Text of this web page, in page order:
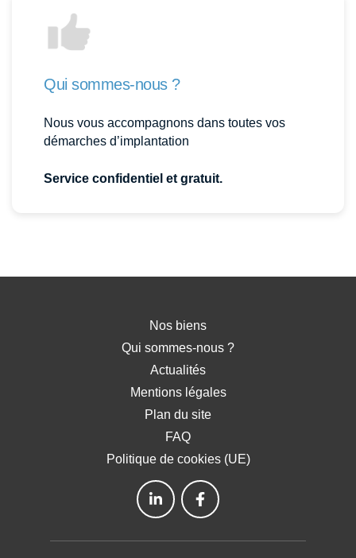
Qui sommes-nous ?
Nous vous accompagnons dans toutes vos
démarches d’implantation
Service confidentiel et gratuit.
Nos biens
Qui sommes-nous ?
Actualités
Mentions légales
Plan du site
FAQ
Politique de cookies (UE)